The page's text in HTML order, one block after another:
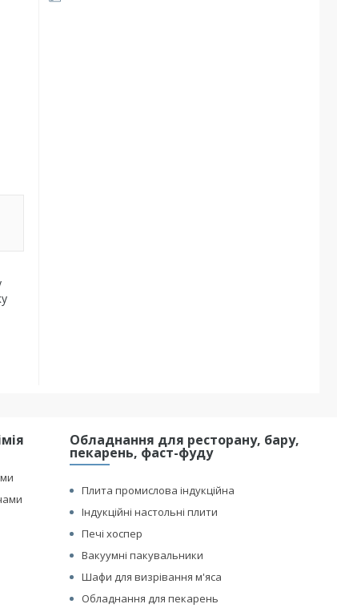
Обладнання для ресторану, бару,
пекарень, фаст-фуду
Плита промислова індукційна
Індукційні настольні плити
Печі хоспер
Вакуумні пакувальники
Шафи для визрівання м'яса
Обладнання для пекарень